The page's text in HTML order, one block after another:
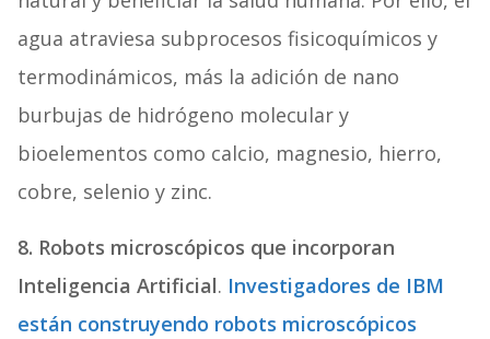
agua atraviesa subprocesos fisicoquímicos y
termodinámicos, más la adición de nano
burbujas de hidrógeno molecular y
bioelementos como calcio, magnesio, hierro,
cobre, selenio y zinc.
8. Robots microscópicos que incorporan
Inteligencia Artificial. Investigadores de IBM
están construyendo robots microscópicos